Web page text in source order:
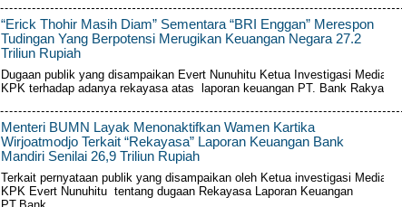
“Erick Thohir Masih Diam” Sementara “BRI Enggan” Merespon
Tudingan Yang Berpotensi Merugikan Keuangan Negara 27.2
Triliun Rupiah
Dugaan publik yang disampaikan Evert Nunuhitu Ketua Investigasi Media SJ-
KPK terhadap adanya rekayasa atas laporan keuangan PT. Bank Rakyat...
Menteri BUMN Layak Menonaktifkan Wamen Kartika
Wirjoatmodjo Terkait “Rekayasa” Laporan Keuangan Bank
Mandiri Senilai 26,9 Triliun Rupiah
Terkait pernyataan publik yang disampaikan oleh Ketua investigasi Media SJ-
KPK Evert Nunuhitu tentang dugaan Rekayasa Laporan Keuangan